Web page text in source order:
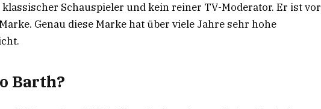
Schauspieler und kein reiner TV-Moderator. Er ist vor
Genau diese Marke hat über viele Jahre sehr hohe
Barth?